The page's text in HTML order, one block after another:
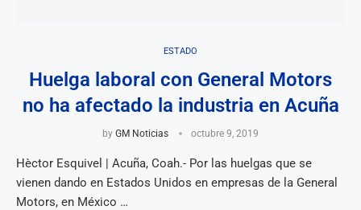
ESTADO
Huelga laboral con General Motors
no ha afectado la industria en Acuña
by GM Noticias octubre 9, 2019
Hèctor Esquivel | Acuña, Coah.- Por las huelgas que se
vienen dando en Estados Unidos en empresas de la General
Motors, en México …